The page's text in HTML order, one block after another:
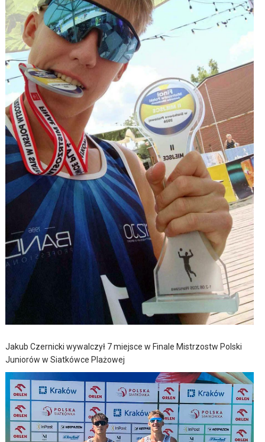
Jakub Czernicki wywalczył 7 miejsce w Finale Mistrzostw Polski
Juniorów w Siatkówce Plażowej